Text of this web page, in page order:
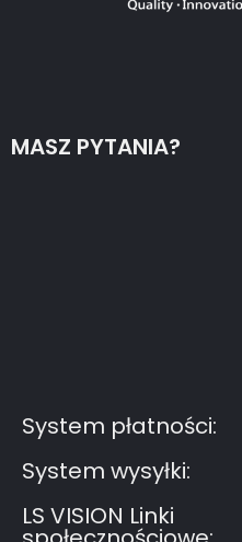
MASZ PYTANIA?
System płatności:
System wysyłki:
LS VISION Linki